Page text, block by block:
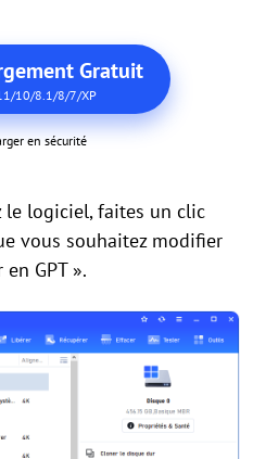
Gratuit
10/8.1/8/7/XP
en sécurité
le logiciel, faites un clic
vous souhaitez modifier
GPT ».